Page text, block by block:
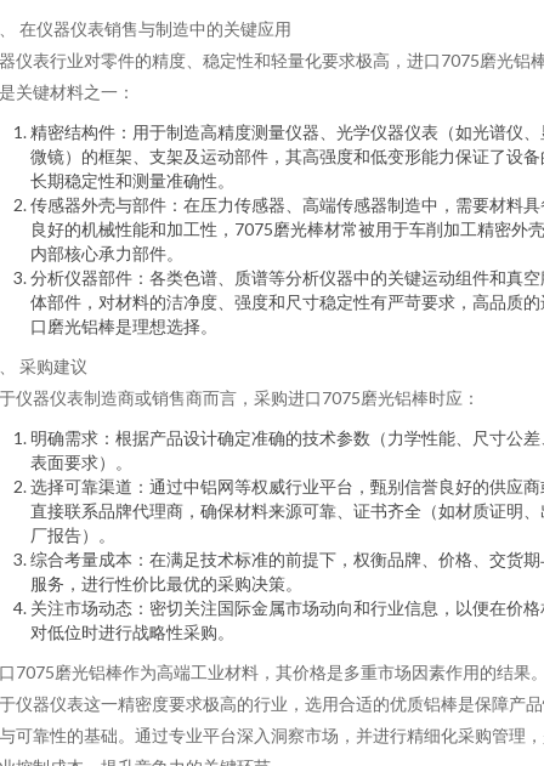
在仪器仪表销售与制造中的关键应用
仪表行业对零件的精度、稳定性和轻量化要求极高，进口7075磨光铝
关键材料之一：
精密结构件：用于制造高精度测量仪器、光学仪器仪表（如光谱仪、
微镜）的框架、支架及运动部件，其高强度和低变形能力保证了设备
长期稳定性和测量准确性。
传感器外壳与部件：在压力传感器、高端传感器制造中，需要材料具
良好的机械性能和加工性，7075磨光棒材常被用于车削加工精密外
内部核心承力部件。
分析仪器部件：各类色谱、质谱等分析仪器中的关键运动组件和真空
体部件，对材料的洁净度、强度和尺寸稳定性有严苛要求，高品质的
口磨光铝棒是理想选择。
采购建议
仪器仪表制造商或销售商而言，采购进口7075磨光铝棒时应：
明确需求：根据产品设计确定准确的技术参数（力学性能、尺寸公差
表面要求）。
选择可靠渠道：通过中铝网等权威行业平台，甄别信誉良好的供应商
直接联系品牌代理商，确保材料来源可靠、证书齐全（如材质证明、
厂报告）。
综合考量成本：在满足技术标准的前提下，权衡品牌、价格、交货期
服务，进行性价比最优的采购决策。
关注市场动态：密切关注国际金属市场动向和行业信息，以便在价格
对低位时进行战略性采购。
7075磨光铝棒作为高端工业材料，其价格是多重市场因素作用的结果
仪器仪表这一精密度要求极高的行业，选用合适的优质铝棒是保障产
可靠性的基础。通过专业平台深入洞察市场，并进行精细化采购管理